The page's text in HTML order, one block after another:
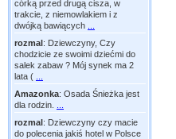
córką przed drugą cisza, w
trakcie, z niemowlakiem i z
dwójką bawiących
rozmal: Dziewczyny, Czy
chodzicie ze swoimi dziećmi do
salek zabaw ? Mój synek ma 2
lata (
Amazonka: Osada Śnieżka jest
dla rodzin.
rozmal: Dziewczyny czy macie
do polecenia jakiś hotel w Polsce